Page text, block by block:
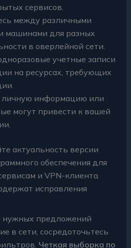
сервисов.
между различными
машинами для разных
в оверлейной сети.
учетные записи
на ресурсах, требующих
личную информацию или
могут привести к вашей
актуальность версии
обеспечения для
и VPN-клиента.
исправления
нужных предложений
в сети, сосредоточьтесь
Четкая выборка по